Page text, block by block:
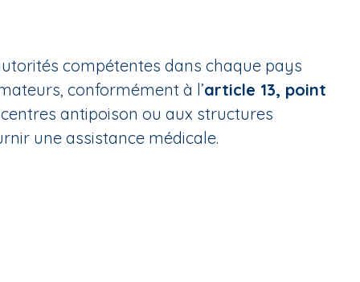
compétentes dans chaque pays
conformément à l’article 13, point
antipoison ou aux structures
une assistance médicale.